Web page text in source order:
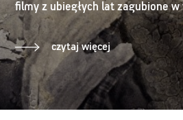
filmy z ubiegłych lat zagubione
czytaj więcej